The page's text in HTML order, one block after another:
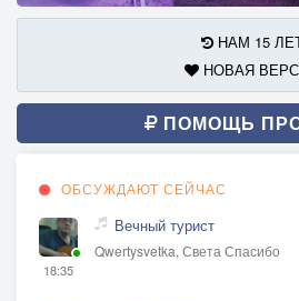
НАМ 15
НОВАЯ
ПОМОЩЬ
ОБСУЖДАЮТ СЕЙЧАС
18:35
Вечный турист
Qwertysvetka, Света Спасибо